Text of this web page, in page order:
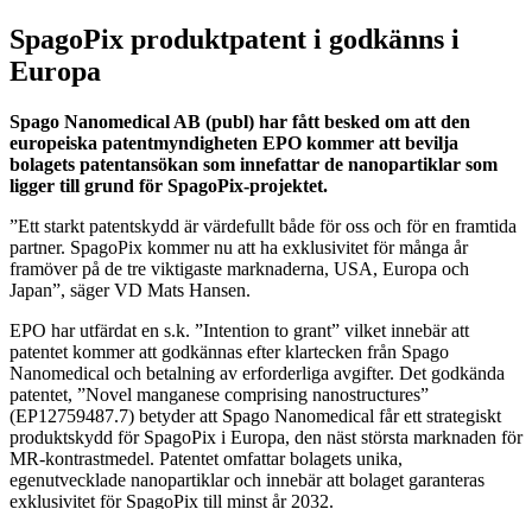
SpagoPix produktpatent i godkänns i
Europa
Spago Nanomedical AB (publ) har fått besked om att den
europeiska patentmyndigheten EPO kommer att bevilja
bolagets patentansökan som innefattar de nanopartiklar som
ligger till grund för SpagoPix-projektet.
”Ett starkt patentskydd är värdefullt både för oss och för en framtida
partner. SpagoPix kommer nu att ha exklusivitet för många år
framöver på de tre viktigaste marknaderna, USA, Europa och
Japan”, säger VD Mats Hansen.
EPO har utfärdat en s.k. ”Intention to grant” vilket innebär att
patentet kommer att godkännas efter klartecken från Spago
Nanomedical och betalning av erforderliga avgifter. Det godkända
patentet, ”Novel manganese comprising nanostructures”
(EP12759487.7) betyder att Spago Nanomedical får ett strategiskt
produktskydd för SpagoPix i Europa, den näst största marknaden för
MR-kontrastmedel. Patentet omfattar bolagets unika,
egenutvecklade nanopartiklar och innebär att bolaget garanteras
exklusivitet för SpagoPix till minst år 2032.